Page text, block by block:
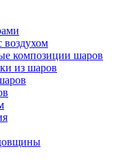
воздухом
композиции шаров
из шаров